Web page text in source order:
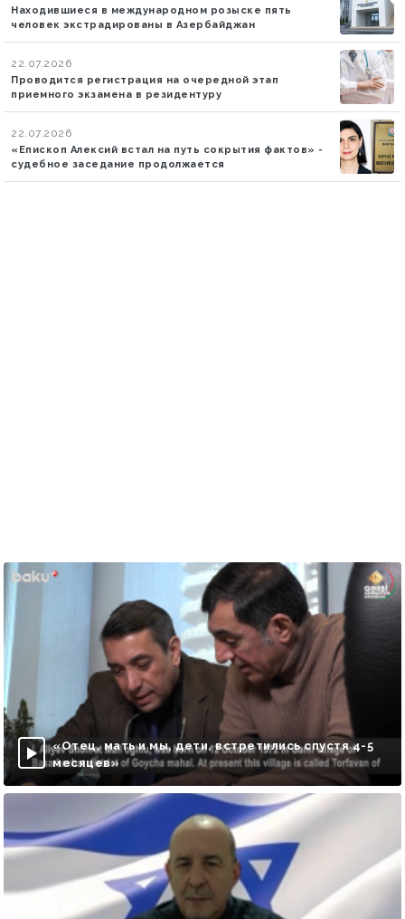
Находившиеся в международном розыске пять
человек экстрадированы в Азербайджан
22.07.2026
Проводится регистрация на очередной этап
приемного экзамена в резидентуру
22.07.2026
«Епископ Алексий встал на путь сокрытия фактов» -
судебное заседание продолжается
«Отец, мать и мы, дети, встретились спустя 4-5
месяцев»